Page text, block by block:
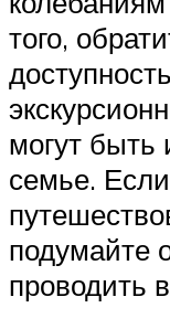
того,
могут
семье.
подумайте
проводить